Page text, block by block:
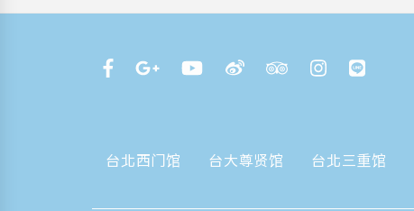
台北西门馆 台大尊贤馆 台北三重馆